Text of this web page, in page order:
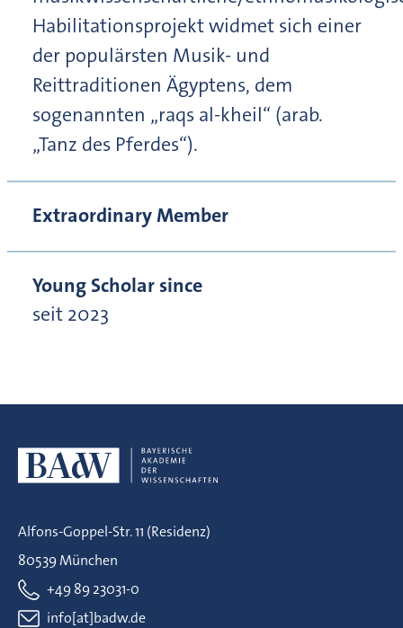
Habilitationsprojekt widmet sich einer
der populärsten Musik- und
Reittraditionen Ägyptens, dem
sogenannten „raqs al-kheil“ (arab.
„Tanz des Pferdes“).
Extraordinary Member
Young Scholar since
seit 2023
Alfons-Goppel-Str. 11 (Residenz)
80539 München
+49 89 23031-0
info[at]badw.de